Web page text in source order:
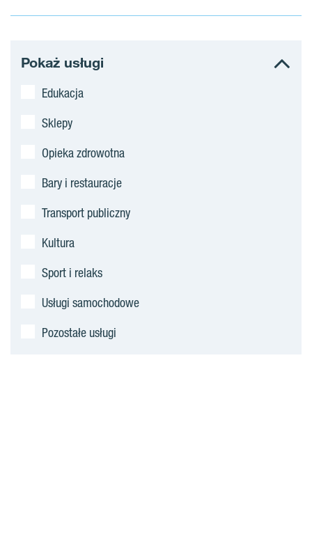
Pokaż usługi
Edukacja
Sklepy
Opieka zdrowotna
Bary i restauracje
Transport publiczny
Kultura
Sport i relaks
Usługi samochodowe
Pozostałe usługi